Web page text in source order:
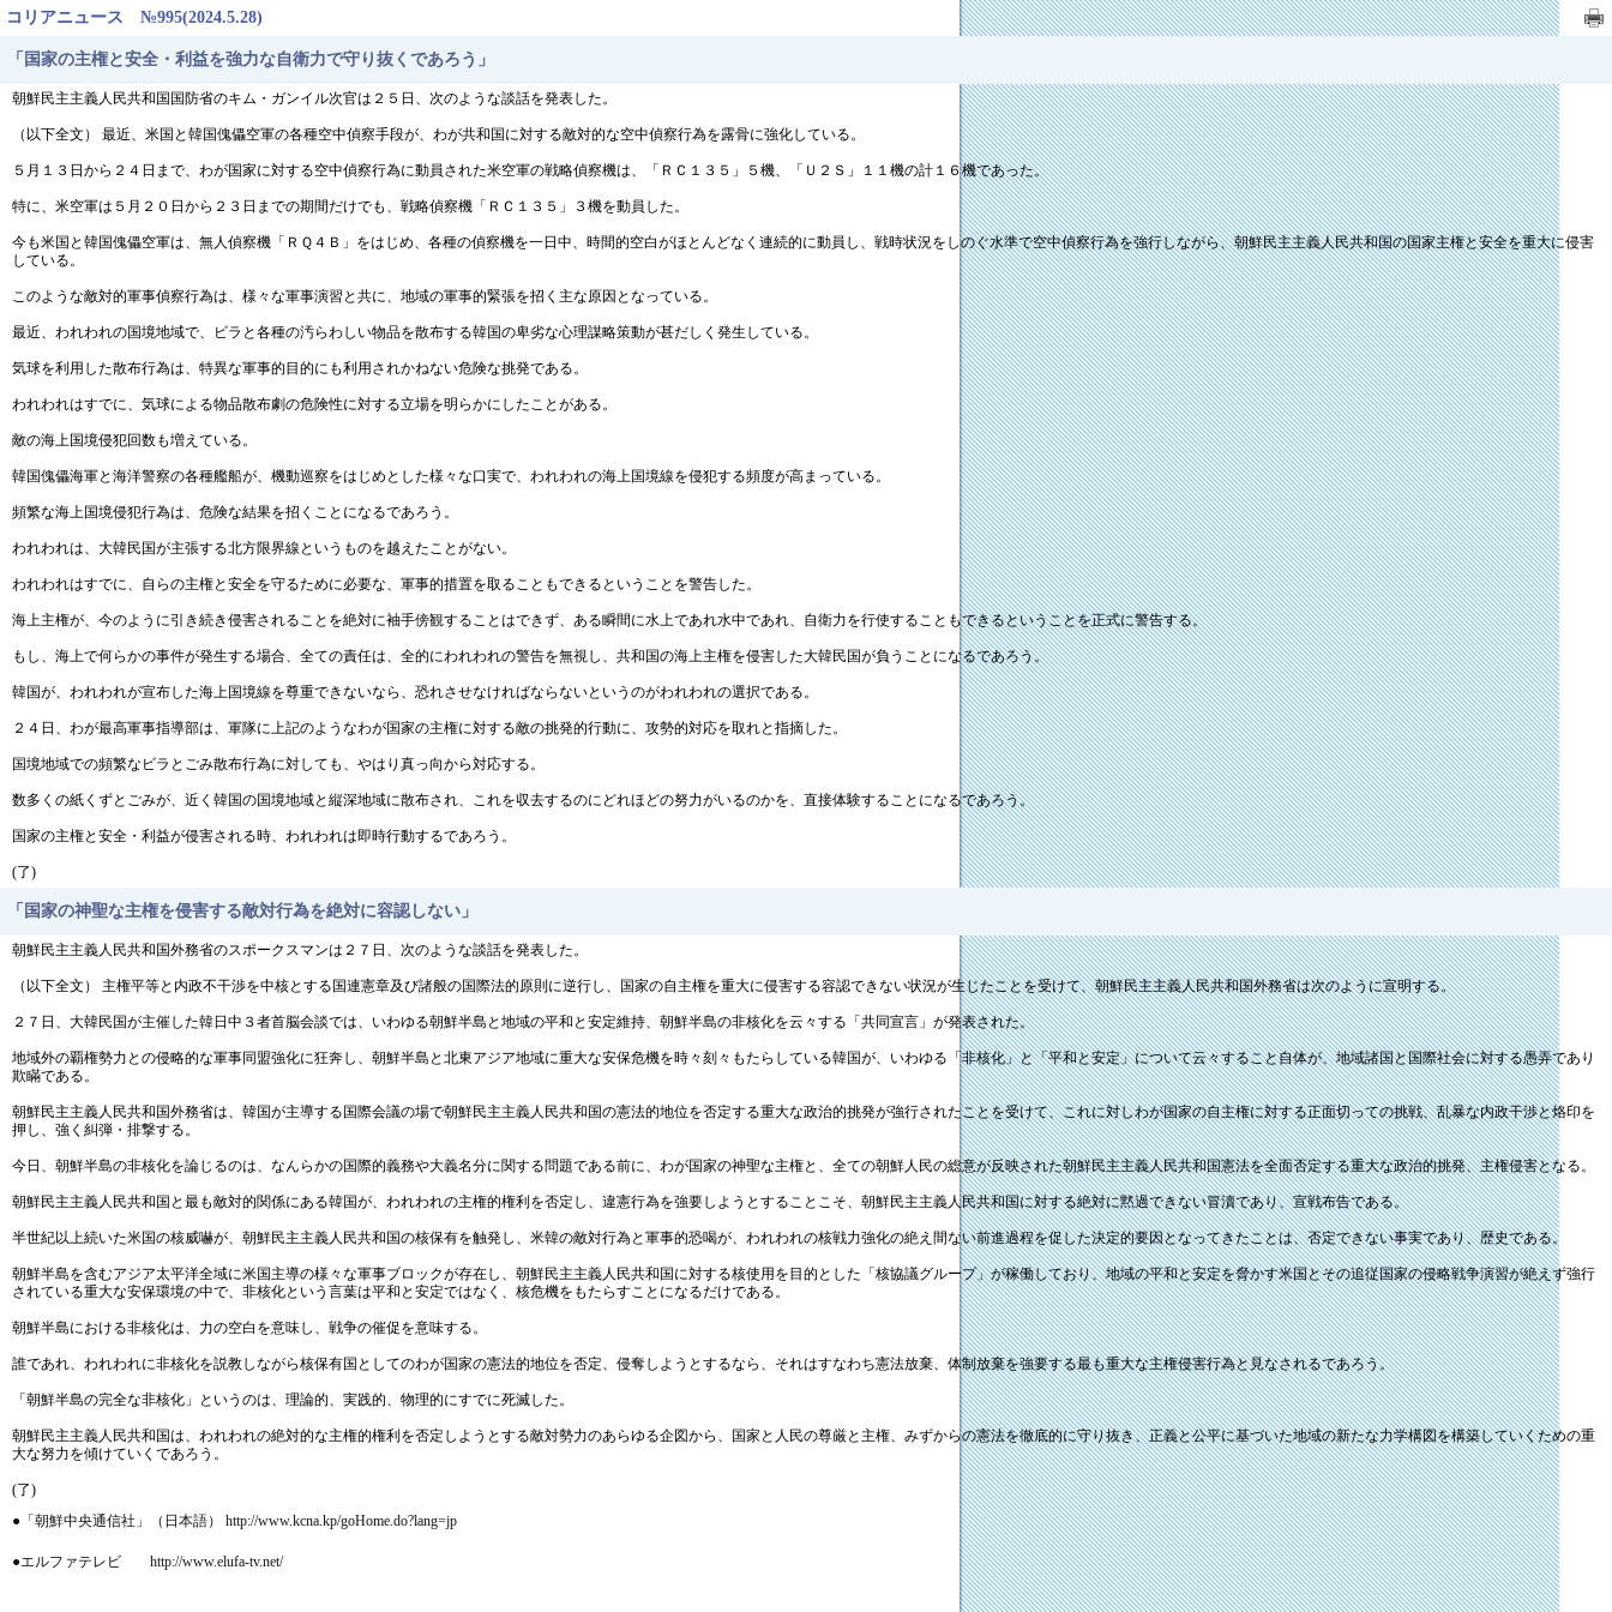
コリアニュース №995(2024.5.28)
「国家の主権と安全・利益を強力な自衛力で守り抜くであろう」
朝鮮民主主義人民共和国国防省のキム・ガンイル次官は２５日、次のような談話を発表した。
（以下全文） 最近、米国と韓国傀儡空軍の各種空中偵察手段が、わが共和国に対する敵対的な空中偵察行為を露骨に強化している。
５月１３日から２４日まで、わが国家に対する空中偵察行為に動員された米空軍の戦略偵察機は、「ＲＣ１３５」５機、「Ｕ２Ｓ」１１機の計１６機であった。
特に、米空軍は５月２０日から２３日までの期間だけでも、戦略偵察機「ＲＣ１３５」３機を動員した。
今も米国と韓国傀儡空軍は、無人偵察機「ＲＱ４Ｂ」をはじめ、各種の偵察機を一日中、時間的空白がほとんどなく連続的に動員し、戦時状況をしのぐ水準で空中偵察行為を強行しながら、朝鮮民主主義人民共和国の国家主権と安全を重大に侵害
している。
このような敵対的軍事偵察行為は、様々な軍事演習と共に、地域の軍事的緊張を招く主な原因となっている。
最近、われわれの国境地域で、ビラと各種の汚らわしい物品を散布する韓国の卑劣な心理謀略策動が甚だしく発生している。
気球を利用した散布行為は、特異な軍事的目的にも利用されかねない危険な挑発である。
われわれはすでに、気球による物品散布劇の危険性に対する立場を明らかにしたことがある。
敵の海上国境侵犯回数も増えている。
韓国傀儡海軍と海洋警察の各種艦船が、機動巡察をはじめとした様々な口実で、われわれの海上国境線を侵犯する頻度が高まっている。
頻繁な海上国境侵犯行為は、危険な結果を招くことになるであろう。
われわれは、大韓民国が主張する北方限界線というものを越えたことがない。
われわれはすでに、自らの主権と安全を守るために必要な、軍事的措置を取ることもできるということを警告した。
海上主権が、今のように引き続き侵害されることを絶対に袖手傍観することはできず、ある瞬間に水上であれ水中であれ、自衛力を行使することもできるということを正式に警告する。
もし、海上で何らかの事件が発生する場合、全ての責任は、全的にわれわれの警告を無視し、共和国の海上主権を侵害した大韓民国が負うことになるであろう。
韓国が、われわれが宣布した海上国境線を尊重できないなら、恐れさせなければならないというのがわれわれの選択である。
２４日、わが最高軍事指導部は、軍隊に上記のようなわが国家の主権に対する敵の挑発的行動に、攻勢的対応を取れと指摘した。
国境地域での頻繁なビラとごみ散布行為に対しても、やはり真っ向から対応する。
数多くの紙くずとごみが、近く韓国の国境地域と縦深地域に散布され、これを収去するのにどれほどの努力がいるのかを、直接体験することになるであろう。
国家の主権と安全・利益が侵害される時、われわれは即時行動するであろう。
(了)
「国家の神聖な主権を侵害する敵対行為を絶対に容認しない」
朝鮮民主主義人民共和国外務省のスポークスマンは２７日、次のような談話を発表した。
（以下全文） 主権平等と内政不干渉を中核とする国連憲章及び諸般の国際法的原則に逆行し、国家の自主権を重大に侵害する容認できない状況が生じたことを受けて、朝鮮民主主義人民共和国外務省は次のように宣明する。
２７日、大韓民国が主催した韓日中３者首脳会談では、いわゆる朝鮮半島と地域の平和と安定維持、朝鮮半島の非核化を云々する「共同宣言」が発表された。
地域外の覇権勢力との侵略的な軍事同盟強化に狂奔し、朝鮮半島と北東アジア地域に重大な安保危機を時々刻々もたらしている韓国が、いわゆる「非核化」と「平和と安定」について云々すること自体が、地域諸国と国際社会に対する愚弄であり
欺瞞である。
朝鮮民主主義人民共和国外務省は、韓国が主導する国際会議の場で朝鮮民主主義人民共和国の憲法的地位を否定する重大な政治的挑発が強行されたことを受けて、これに対しわが国家の自主権に対する正面切っての挑戦、乱暴な内政干渉と烙印を
押し、強く糾弾・排撃する。
今日、朝鮮半島の非核化を論じるのは、なんらかの国際的義務や大義名分に関する問題である前に、わが国家の神聖な主権と、全ての朝鮮人民の総意が反映された朝鮮民主主義人民共和国憲法を全面否定する重大な政治的挑発、主権侵害となる。
朝鮮民主主義人民共和国と最も敵対的関係にある韓国が、われわれの主権的権利を否定し、違憲行為を強要しようとすることこそ、朝鮮民主主義人民共和国に対する絶対に黙過できない冒瀆であり、宣戦布告である。
半世紀以上続いた米国の核威嚇が、朝鮮民主主義人民共和国の核保有を触発し、米韓の敵対行為と軍事的恐喝が、われわれの核戦力強化の絶え間ない前進過程を促した決定的要因となってきたことは、否定できない事実であり、歴史である。
朝鮮半島を含むアジア太平洋全域に米国主導の様々な軍事ブロックが存在し、朝鮮民主主義人民共和国に対する核使用を目的とした「核協議グループ」が稼働しており、地域の平和と安定を脅かす米国とその追従国家の侵略戦争演習が絶えず強行
されている重大な安保環境の中で、非核化という言葉は平和と安定ではなく、核危機をもたらすことになるだけである。
朝鮮半島における非核化は、力の空白を意味し、戦争の催促を意味する。
誰であれ、われわれに非核化を説教しながら核保有国としてのわが国家の憲法的地位を否定、侵奪しようとするなら、それはすなわち憲法放棄、体制放棄を強要する最も重大な主権侵害行為と見なされるであろう。
「朝鮮半島の完全な非核化」というのは、理論的、実践的、物理的にすでに死滅した。
朝鮮民主主義人民共和国は、われわれの絶対的な主権的権利を否定しようとする敵対勢力のあらゆる企図から、国家と人民の尊厳と主権、みずからの憲法を徹底的に守り抜き、正義と公平に基づいた地域の新たな力学構図を構築していくための重
大な努力を傾けていくであろう。
(了)
●「朝鮮中央通信社」（日本語） http://www.kcna.kp/goHome.do?lang=jp
●エルファテレビ http://www.elufa-tv.net/